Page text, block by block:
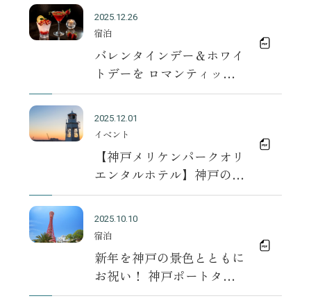
2025.12.26
宿泊
バレンタインデー＆ホワイ
トデーを ロマンティック
に彩る宿泊プランを販売
2025.12.01
イベント
【神戸メリケンパークオリ
エンタルホテル】神戸の海
を見守る、日本唯一の「ホ
台」 “ひょうご安全の
日”の2026年1月17日
（土）に一般公開を実施
2025.10.10
宿泊
新年を神戸の景色とともに
お祝い！ 神戸ポートタワ
ーで初日の出を観賞できる